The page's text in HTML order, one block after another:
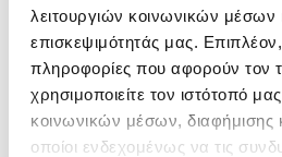
λειτουργιών κοινωνικών μέσων
επισκεψιμότητάς μας.
πληροφορίες που αφορούν τον
χρησιμοποιείτε τον ιστότοπό
κοινωνικών μέσων, διαφήμισης
οποίοι ενδεχομένως να τις